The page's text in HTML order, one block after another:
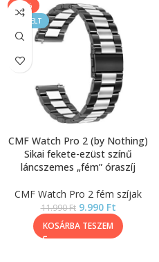
-17%
KIEMELT
CMF Watch Pro 2 (by Nothing)
Sikai fekete-ezüst színű
láncszemes „fém” óraszíj
CMF Watch Pro 2 fém szíjak
11.990Ft 9.990 Ft
KOSÁRBA TESZEM